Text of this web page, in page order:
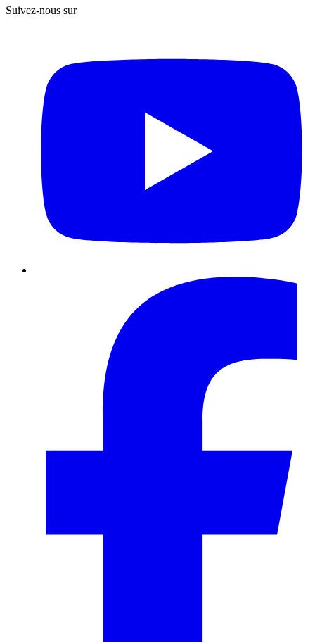
Suivez-nous sur